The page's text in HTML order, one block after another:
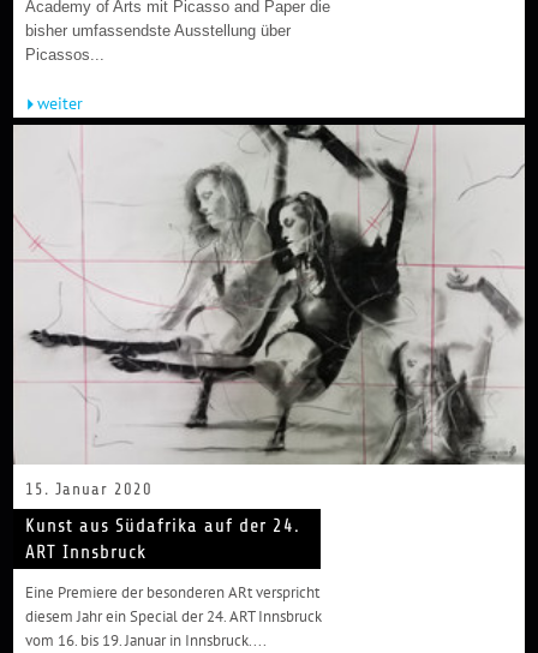
Academy of Arts mit Picasso and Paper die
bisher umfassendste Ausstellung über
Picassos...
weiter
15. Januar 2020
Kunst aus Südafrika auf der 24.
ART Innsbruck
Eine Premiere der besonderen ARt verspricht
diesem Jahr ein Special der 24. ART Innsbruck
vom 16. bis 19. Januar in Innsbruck....